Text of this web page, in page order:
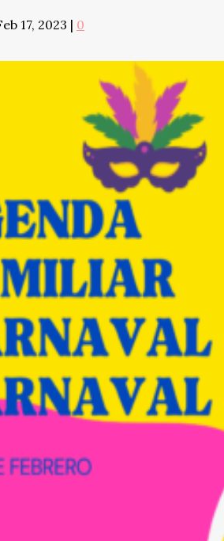
17, 2023 | 0